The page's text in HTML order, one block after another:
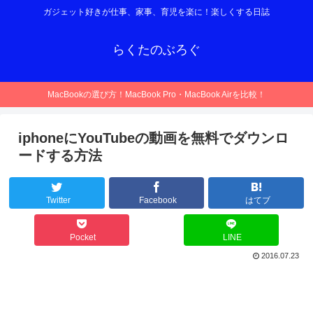
ガジェット好きが仕事、家事、育児を楽に！楽しくする日誌
らくたのぶろぐ
MacBookの選び方！MacBook Pro・MacBook Airを比較！
iphoneにYouTubeの動画を無料でダウンロ
ードする方法
Twitter Facebook はてブ
Pocket LINE
2016.07.23